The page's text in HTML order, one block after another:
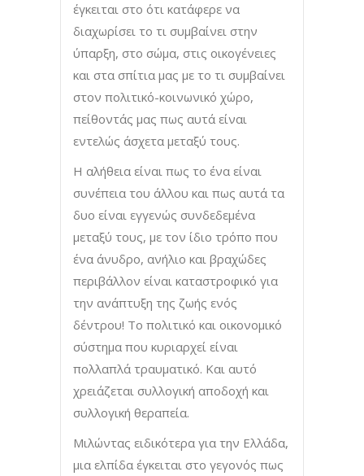
έγκειται στο ότι κατάφερε να
διαχωρίσει το τι συμβαίνει στην
ύπαρξη, στο σώμα, στις οικογένειες
και στα σπίτια μας με το τι συμβαίνει
στον πολιτικό-κοινωνικό χώρο,
πείθοντάς μας πως αυτά είναι
εντελώς άσχετα μεταξύ τους.
Η αλήθεια είναι πως το ένα είναι
συνέπεια του άλλου και πως αυτά τα
δυο είναι εγγενώς συνδεδεμένα
μεταξύ τους, με τον ίδιο τρόπο που
ένα άνυδρο, ανήλιο και βραχώδες
περιβάλλον είναι καταστροφικό για
την ανάπτυξη της ζωής ενός
δέντρου! Το πολιτικό και οικονομικό
σύστημα που κυριαρχεί είναι
πολλαπλά τραυματικό. Και αυτό
χρειάζεται συλλογική αποδοχή και
συλλογική θεραπεία.
Μιλώντας ειδικότερα για την Ελλάδα,
μια ελπίδα έγκειται στο γεγονός πως